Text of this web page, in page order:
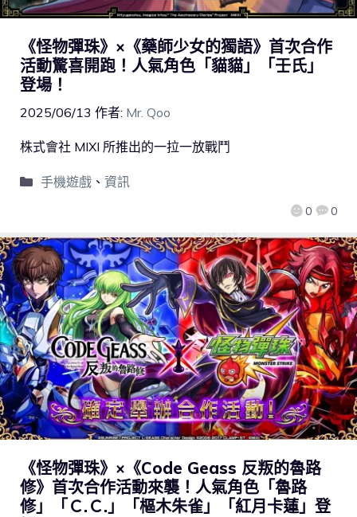
《怪物彈珠》×《藥師少女的獨語》首次合作
活動驚喜開跑！人氣角色「貓貓」「壬氏」
登場！
2025/06/13 作者: Mr. Qoo
0 0
株式會社 MIXI 所推出的一拉一放戰鬥
手機遊戲、 資訊
《怪物彈珠》×《Code Geass 反叛的魯路
修》首次合作活動來襲！人氣角色「魯路
修」「Ｃ.Ｃ.」「樞木朱雀」「紅月卡蓮」登